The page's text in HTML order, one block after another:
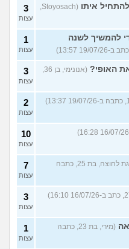
איתו
(Stoyosach,
3
עצות
להמשיך לשנה
1
עצות
האופי?
(אנונימי, בן 36,
3
עצות
2
עצות
10
עצות
(נהגת לחוצה, בת 25, כתבה
7
עצות
3
עצות
(מירי, בת 23, כתבה
1
עצות